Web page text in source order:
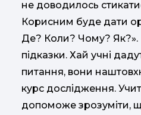
не доводилось
Корисним буде дати
Де? Коли? Чому? Як?».
підказки. Хай учні
питання, вони
курс дослідження.
допоможе зрозуміти,